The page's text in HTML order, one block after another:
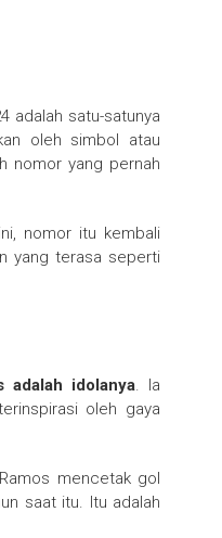
adalah satu-satunya
oleh simbol atau
nomor yang pernah
nomor itu kembali
yang terasa seperti
adalah idolanya. Ia
oleh gaya
mencetak gol
saat itu. Itu adalah